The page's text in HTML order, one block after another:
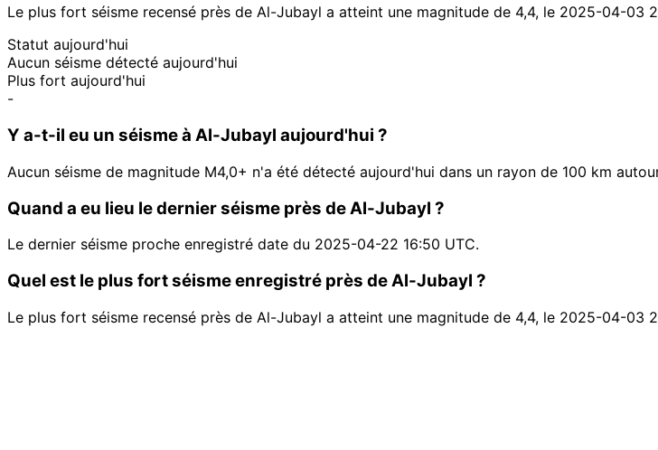
Le plus fort séisme recensé près de Al-Jubayl a atteint une magnitude de 4,4, le 2025-04-03
Statut aujourd'hui
Aucun séisme détecté aujourd'hui
Plus fort aujourd'hui
-
Y a-t-il eu un séisme à Al-Jubayl aujourd'hui ?
Aucun séisme de magnitude M4,0+ n'a été détecté aujourd'hui dans un rayon de 100 km
Quand a eu lieu le dernier séisme près de Al-Jubayl ?
Le dernier séisme proche enregistré date du 2025-04-22 16:50 UTC.
Quel est le plus fort séisme enregistré près de Al-Jubayl ?
Le plus fort séisme recensé près de Al-Jubayl a atteint une magnitude de 4,4, le 2025-04-03